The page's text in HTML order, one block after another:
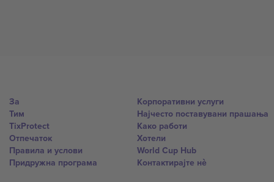
За
Тим
TixProtect
Отпечаток
Правила и услови
Придружна програма
Корпоративни услуги
Најчесто поставувани прашања
Како работи
Хотели
World Cup Hub
Контактирајте нѐ